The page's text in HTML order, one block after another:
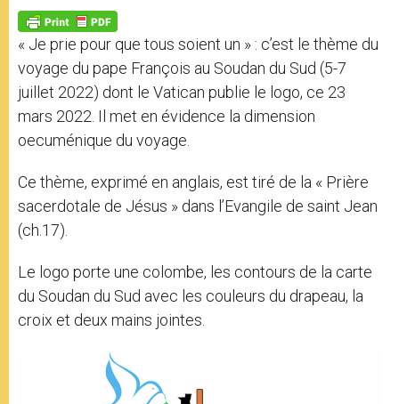
p
p
g
e
r
o
k
« Je prie pour que tous soient un » : c’est le thème du
voyage du pape François au Soudan du Sud (5-7
juillet 2022) dont le Vatican publie le logo, ce 23
mars 2022. Il met en évidence la dimension
oecuménique du voyage.
Ce thème, exprimé en anglais, est tiré de la « Prière
sacerdotale de Jésus » dans l’Evangile de saint Jean
(ch.17).
Le logo porte une colombe, les contours de la carte
du Soudan du Sud avec les couleurs du drapeau, la
croix et deux mains jointes.